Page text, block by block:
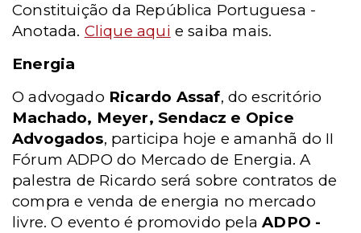
Constituição da República Portuguesa -
Anotada. Clique aqui e saiba mais.
Energia
O advogado Ricardo Assaf, do escritório
Machado, Meyer, Sendacz e Opice
Advogados, participa hoje e amanhã do II
Fórum ADPO do Mercado de Energia. A
palestra de Ricardo será sobre contratos de
compra e venda de energia no mercado
livre. O evento é promovido pelaADPO -